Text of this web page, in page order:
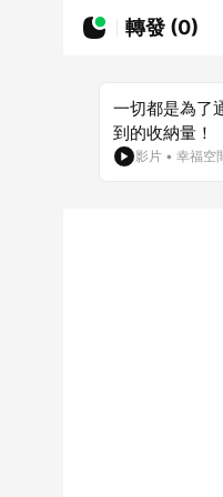
轉發 (0)
一切都是為了
到的收納量！
影片 • 幸福空